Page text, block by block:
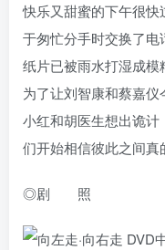
快乐又甜蜜的下午很快
于匆忙分手时交换了
纸片已被雨水打湿成模
为了让刘智康和蔡嘉
小红和胡医生想出诡
们开始相信彼此之间真
◎剧 照